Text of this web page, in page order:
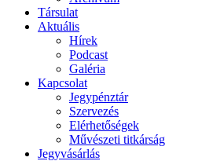
Társulat
Aktuális
Hírek
Podcast
Galéria
Kapcsolat
Jegypénztár
Szervezés
Elérhetőségek
Művészeti titkárság
Jegyvásárlás